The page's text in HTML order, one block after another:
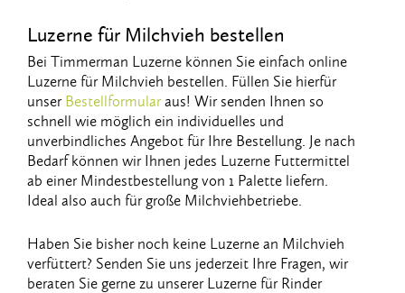
Luzerne für Milchvieh bestellen
Bei Timmerman Luzerne können Sie einfach online
Luzerne für Milchvieh bestellen. Füllen Sie hierfür
unser Bestellformularaus! Wir senden Ihnen so
schnell wie möglich ein individuelles und
unverbindliches Angebot für Ihre Bestellung. Je nach
Bedarf können wir Ihnen jedes Luzerne Futtermittel
ab einer Mindestbestellung von 1 Palette liefern.
Ideal also auch für große Milchviehbetriebe.
Haben Sie bisher noch keine Luzerne an Milchvieh
verfüttert? Senden Sie uns jederzeit Ihre Fragen, wir
beraten Sie gerne zu unserer Luzerne für Rinder